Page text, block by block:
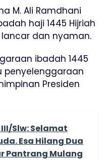
M. Ali Ramdhani
haji 1445 Hijriah
dan nyaman.
ibadah 1445
penyelenggaraan
Presiden
Slw: Selamat
Esa Hilang Dua
Pantrang Mulang